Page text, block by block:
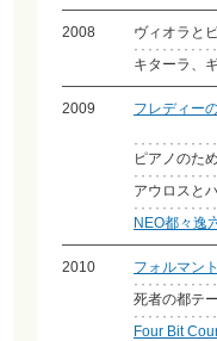
2008
ヴィオラと
キターラ、
2009 フレディー
ピアノのた
アウロスと
NEO都々逸
2010
フォルマン
死者の都テ
Four Bit